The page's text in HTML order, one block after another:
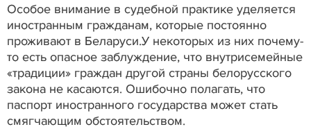
Особое внимание в судебной практике уделяется
иностранным гражданам, которые постоянно
проживают в Беларуси.У некоторых из них почему-
то есть опасное заблуждение, что внутрисемейные
«традиции» граждан другой страны белорусского
закона не касаются. Ошибочно полагать, что
паспорт иностранного государства может стать
смягчающим обстоятельством.